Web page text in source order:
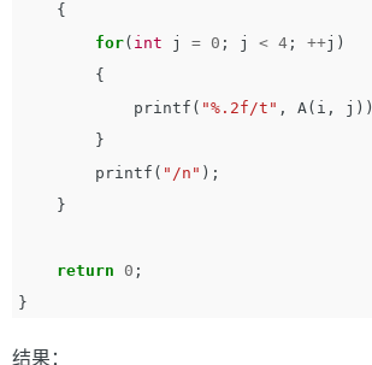
{
for( int j = 0 ; j < 4 ; ++j )
{
printf ( "%.2f/t" , A( i , j
}
printf ( "/n" );
}
return 0 ;
}
结果：